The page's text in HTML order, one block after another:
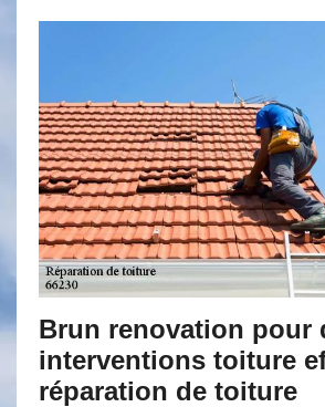
pour des
toiture efficace en
de toiture